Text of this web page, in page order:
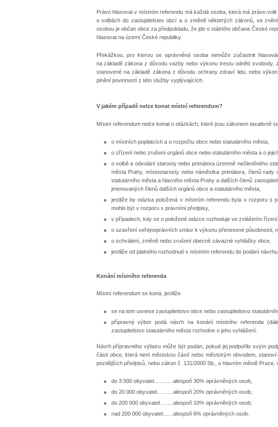
Právo hlasovat v místním referendu má každá osoba, která má právo
o volbách do zastupitelstev obcí a o změně některých zákonů, ve
osobou je občan obce za předpokladu, že jde o státního občana České
hlasovat na území České republiky.
Překážkou, pro kterou se oprávněná osoba nemůže zúčastnit
na základě zákona z důvodu vazby nebo výkonu trestu odnětí
stanovené na základě zákona z důvodu ochrany zdraví lidu, nebo
plnění povinností z této služby vyplývajících.
V jakém případě nelze konat místní referendum?
Místní referendum nelze konat o otázkách, které jsou zákonem taxativně
o místních poplatcích a o rozpočtu obce nebo statutárního města,
o zřízení nebo zrušení orgánů obce nebo statutárního města a o
o volbě a odvolání starosty nebo primátora územně nečleněného
města Prahy, místostarosty nebo náměstka primátora, členů
statutárního města a hlavního města Prahy a dalších členů
jmenovaných členů dalších orgánů obce a statutárního města,
jestliže by otázka položená v místním referendu byla v rozporu s
mohlo být v rozporu s právními předpisy,
v případech, kdy se o položené otázce rozhoduje ve zvláštním řízení,
o uzavření veřejnoprávních smluv k výkonu přenesené působnosti,
o schválení, změně nebo zrušení obecně závazné vyhlášky obce,
jestliže od platného rozhodnutí v místním referendu do podání
Konání místního referenda
Místní referendum se koná, jestliže
se na tom usnese zastupitelstvo obce nebo zastupitelstvo
přípravný výbor podá návrh na konání místního referenda
zastupitelstvo statutárního města rozhodne o jeho vyhlášení.
Návrh přípravného výboru může být podán, pokud jej podpořilo svým
části obce, která není městskou částí nebo městským obvodem,
pozdějších předpisů, nebo zákon č. 131/2000 Sb., o hlavním městě
do 3 000 obyvatel.............alespoň 30% oprávněných osob,
do 20 000 obyvatel...........alespoň 20% oprávněných osob,
do 200 000 obyvatel.........alespoň 10% oprávněných osob,
nad 200 000 obyvatel.......alespoň 6% oprávněných osob.